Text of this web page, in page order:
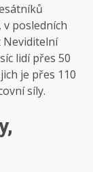
posledních
Neviditelní
lidí přes 50
je přes 110
síly.